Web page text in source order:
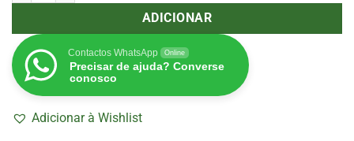
ADICIONAR
Contactos WhatsApp Online
Precisar de ajuda? Converse
conosco
Adicionar à Wishlist